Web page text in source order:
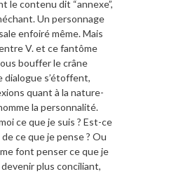
le contenu dit “annexe”,
Un personnage
enfoiré même. Mais
V. et ce fantôme
bouffer le crâne
dialogue s’étoffent,
quant à la nature-
la personnalité.
ce que je suis ? Est-ce
ce que je pense ? Ou
font penser ce que je
plus conciliant,